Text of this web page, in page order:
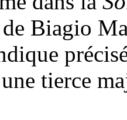
Biagio
tierce